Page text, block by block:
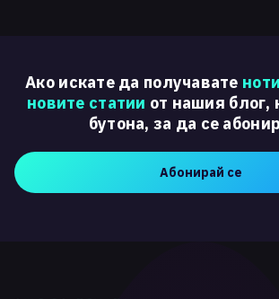
Ако искате да получавате
новите статии от нашия блог,
бутона, за да се
Абонирай се